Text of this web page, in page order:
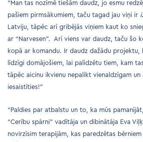
“Man tas nozīmē tiešām daudz, jo esmu
pašiem pirmsākumiem, taču tagad jau viņi ir
Latviju, tāpēc arī gribējās viņiem kaut ko
ar “Narvesen”. Arī viens var daudz, taču šo
kopā ar komandu. Ir daudz dažādu
līdzīgi domājošiem, lai palīdzētu tiem, kam
tāpēc aicinu ikvienu nepalikt vienaldzīgam un
iesaistīties!”
“Paldies par atbalstu un to, ka mūs
“Cerību spārni” vadītāja un dibinātāja Eva
novirzīsim terapijām, kas paredzētas bērniem